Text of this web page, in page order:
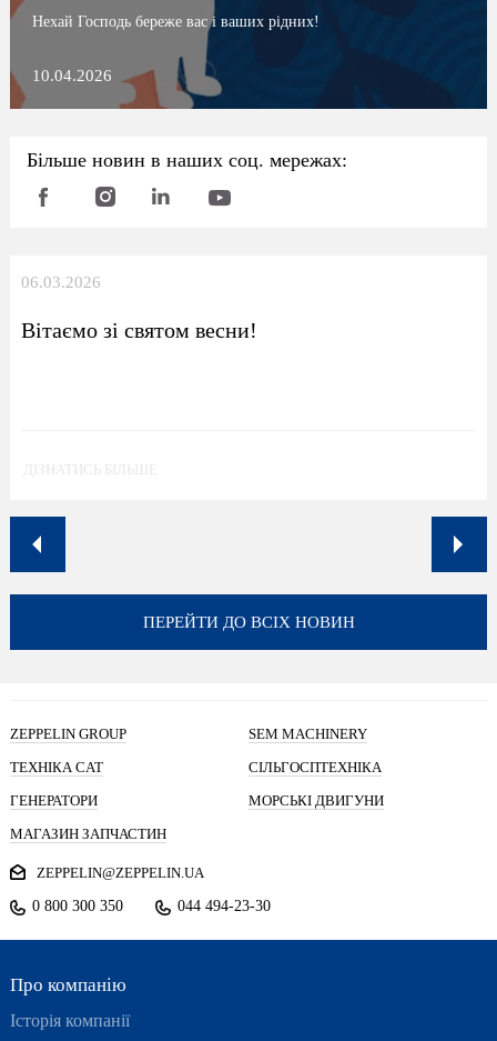
Нехай Господь береже вас і ваших рідних!
10.04.2026
Більше новин в наших соц. мережах:
06.03.2026
Вітаємо зі святом весни!
ДІЗНАТИСЬ БІЛЬШЕ
ПЕРЕЙТИ ДО ВСІХ НОВИН
ZEPPELIN GROUP
SEM MACHINERY
ТЕХНІКА CAT
СІЛЬГОСПТЕХНІКА
ГЕНЕРАТОРИ
МОРСЬКІ ДВИГУНИ
МАГАЗИН ЗАПЧАСТИН
ZEPPELIN@ZEPPELIN.UA
0 800 300 350
044 494-23-30
Про компанію
Історія компанії